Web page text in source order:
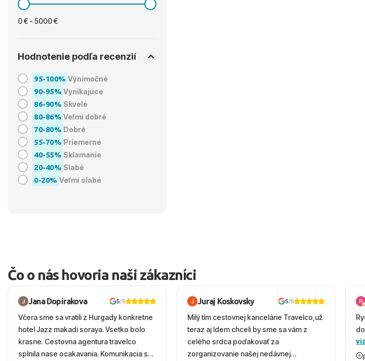
0 € - 5000 €
Hodnotenie podľa recenzií
95-100% Výnimočné
90-95% Vynikajúce
86-90% Skvelé
80-86% Veľmi dobré
70-80% Dobré
55-70% Priemerné
40-55% Sklamanie
20-40% Slabé
0-20% Veľmi slabé
Čo o nás hovoria naši zákazníci
Jana Dopirakova 5/5
Včera sme sa vratili z Hurgady konkretne
hotel Jazz makadi soraya. Vsetko bolo
krasne. Cestovna agentura travelco
splnila nase ocakavania. Komunikacia s
Juraj Koskovsky 5/5
Milý tím cestovnej kancelárie Travelco,už
teraz aj Idem chceli by sme sa vám z
celého srdca poďakovať za
zorganizovanie našej nedávnej